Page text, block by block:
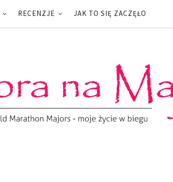
RECENZJE JAK TO SIĘ ZACZĘŁO